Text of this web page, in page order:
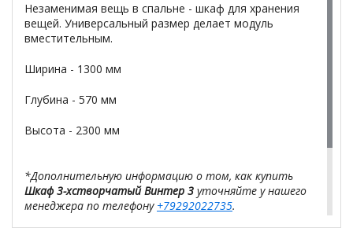
Незаменимая вещь в спальне - шкаф для хранения
вещей. Универсальный размер делает модуль
вместительным.
Ширина - 1300 мм
Глубина - 570 мм
Высота - 2300 мм
*Дополнительную информацию о том, как купить
Шкаф 3-хстворчатый Винтер 3 уточняйте у нашего
менеджера по телефону +79292022735.